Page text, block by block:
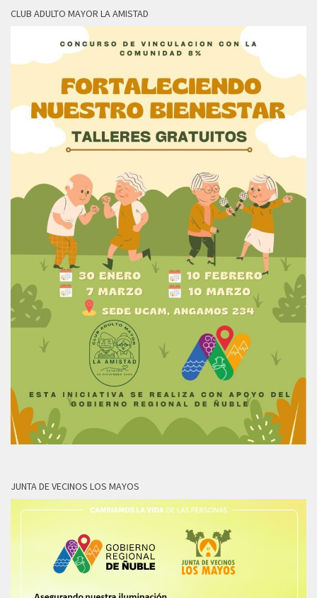
CLUB ADULTO MAYOR LA AMISTAD
JUNTA DE VECINOS LOS MAYOS